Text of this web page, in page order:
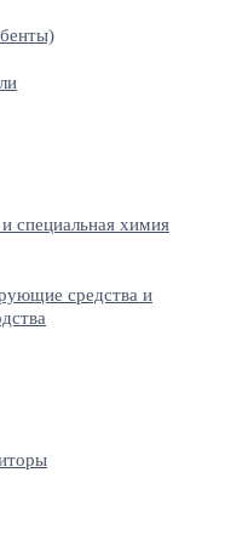
специальная химия
средства и